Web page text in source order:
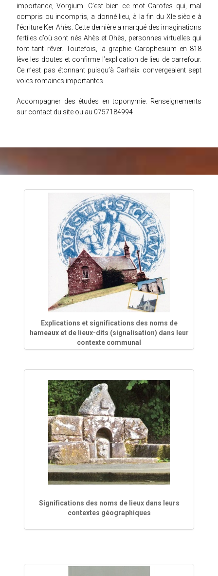
AUTRES ÉVÉNEMENTS
CONTACT
importance, Vorgium. C’est bien ce mot Carofes qui, mal
compris ou incompris, a donné lieu, à la fin du XIe siècle à
l’écriture Ker Ahès. Cette dernière a marqué des imaginations
fertiles d’où sont nés Ahès et Ohès, personnes virtuelles qui
font tant rêver. Toutefois, la graphie Carophesium en 818
lève les doutes et confirme l’explication de lieu de carrefour.
Ce n’est pas étonnant puisqu’à Carhaix convergeaient sept
voies romaines importantes.
Accompagner des études en toponymie. Renseignements
sur contact du site ou au 0757184994
Explications et significations des noms de
hameaux et de lieux-dits (signalisation) dans leur
contexte communal
Significations des noms de lieux dans leurs
contextes géographiques